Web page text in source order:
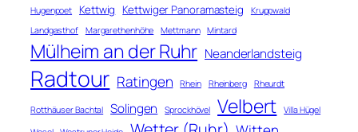
Hugenpoet Kettwig Kettwiger Panoramasteig
Kruppwald
Landgasthof
Margarethenhöhe Mettmann Mintard
Mülheim an der Ruhr Neanderlandsteig
Radtour Ratingen Rhein Rheinberg Rheurdt
Rotthäuser Bachtal Solingen Sprockhövel Velbert
Villa Hügel